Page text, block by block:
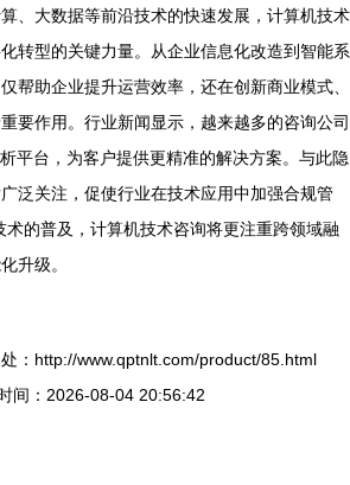
、大数据等前沿技术的快速发展，计算机技术
转型的关键力量。从企业信息化改造到智能系
帮助企业提升运营效率，还在创新商业模式、
要作用。行业新闻显示，越来越多的咨询公司
平台，为客户提供更精准的解决方案。与此隐
泛关注，促使行业在技术应用中加强合规管
的普及，计算机技术咨询将更注重跨领域融
升级。
：http://www.qptnlt.com/product/85.html
间：2026-08-04 20:56:42